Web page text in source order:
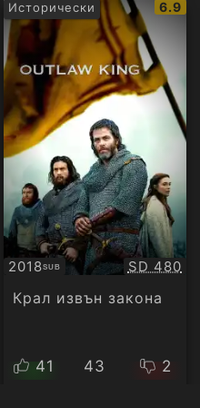
Исторически
IMDb
6.9
2018SUB
Субтитри SD 480
Крал извън закона
41 43 2